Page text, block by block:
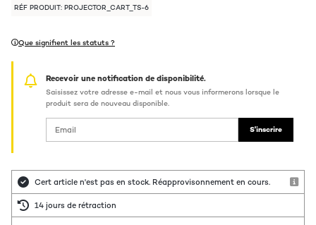
RÉF PRODUIT: PROJECTOR_CART_TS-6
Que signifient les statuts ?
Recevoir une notification de disponibilité.
Saisissez votre adresse e-mail et nous vous informerons lorsque le
produit sera de nouveau disponible.
S'inscrire
Cert article n'est pas en stock. Réapprovisonnement en cours.
14 jours de rétraction